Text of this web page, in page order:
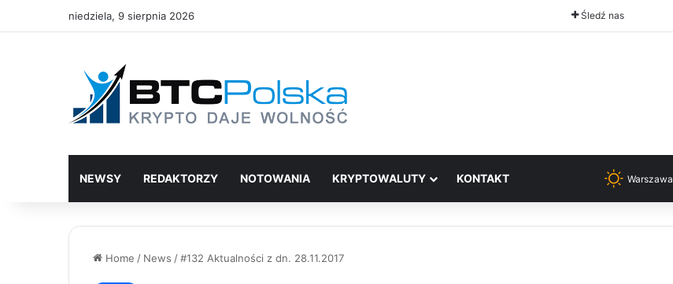
niedziela, 9 sierpnia 2026 Śledź nas
NEWSY REDAKTORZY NOTOWANIA KRYPTOWALUTY KONTAKT Warszawa
Home / News /#132 Aktualności z dn. 28.11.2017